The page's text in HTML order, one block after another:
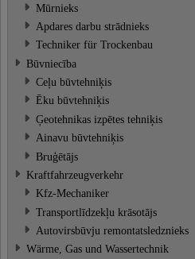
Mūrnieks
Apdares darbu strādnieks
Techniker für Trockenbau
Būvniecība
Ceļu būvtehniķis
Ēku būvtehniķis
Ģeotehnikas izpētes tehniķis
Ainavu būvtehniķis
Bruģētājs
Kraftfahrzeugverkehr
Kfz-Mechaniker
Transportlīdzekļu krāsotājs
Autovirsbūvju remontatsledznieks
Wärme, Gas und Wassertechnik